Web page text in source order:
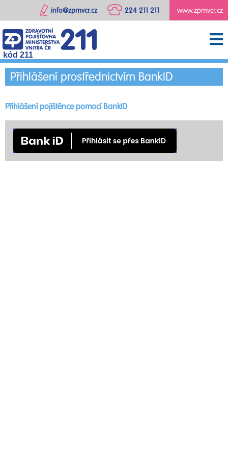
www.zpmvcr.cz
224 211 211
info@zpmvcr.cz
kód 211
Přihlášení prostřednictvím BankID
Přihlášení pojištěnce pomocí BankID